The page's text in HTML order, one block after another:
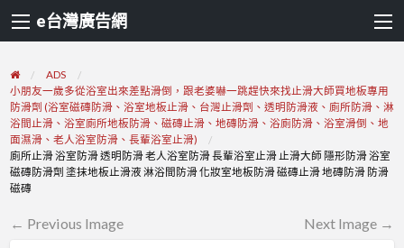
e台灣廣告網
ADS
小朋友一歲多從浴室出來差點滑倒，跟老婆嚇一跳趕快來找止滑大師買地板專用
防滑劑 (浴室磁磚防滑、浴室地板止滑、台灣止滑劑、透明防滑液、廁所防滑、淋
浴間止滑、浴室廁所地板防滑、磁磚止滑、地磚防滑、浴廁防滑、浴室滑倒、地
面濕滑、老人浴室防滑、長輩浴室止滑)
廁所止滑 浴室防滑 透明防滑 老人浴室防滑 長輩浴室止滑 止滑大師 隱形防滑 浴室
磁磚防滑劑 塗抹地板止滑液 淋浴間防滑 化妝室地板防滑 磁磚止滑 地磚防滑 防滑
磁磚
← Previous Image Next Image →